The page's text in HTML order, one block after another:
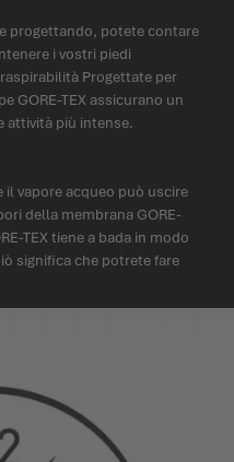
progettando, potete contare
i vostri piedi
Progettate per
GORE-TEX assicurano un
attività più intense.
vapore acqueo può uscire
della membrana GORE-
TEX tiene a bada in modo
significa che potrete fare